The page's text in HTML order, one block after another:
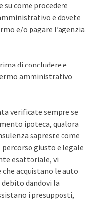
su come procedere
e dovete
e/o pagare l’agenzia
di concludere e
amministrativo
verificate sempre se
ipoteca, qualora
sapreste come
percorso giusto e legale
esattoriale, vi
acquistano le auto
dandovi la
i presupposti,